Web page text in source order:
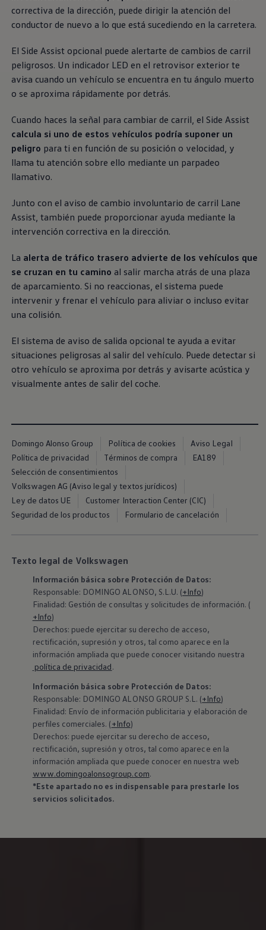
Exclusivo para empresas
Volkswagen Taxis
Movilidad Eléctrica
Vehículos híbridos enchufables
Todo sobre ID.
Cambiando a la movilidad eléctrica
Actualización de Software ID.
Carga y autonomía
Dónde recargar
Cómo recargar
Cargador ID.
Instalación Punto de Carga Coche Eléctrico en
Tecnología y desarrollo
Reutilización de las baterias
Mundo Volkswagen
Volkswagen Canarias
Digital Showroom
Club Fidelización
Patrocinios
Blog
correctiva de la dirección, puede dirigir la atención del
conductor de nuevo a lo que está sucediendo en la carretera.
El Side Assist opcional puede alertarte de cambios de carril
peligrosos. Un indicador LED en el retrovisor exterior te
avisa cuando un vehículo se encuentra en tu ángulo muerto
o se aproxima rápidamente por detrás.
Cuando haces la señal para cambiar de carril, el Side Assist
calcula si uno de estos vehículos podría suponer un
peligro para ti en función de su posición o velocidad, y
llama tu atención sobre ello mediante un parpadeo
llamativo.
Junto con el aviso de cambio involuntario de carril Lane
Assist, también puede proporcionar ayuda mediante la
intervención correctiva en la dirección.
La alerta de tráfico trasero advierte de los vehículos que
se cruzan en tu camino al salir marcha atrás de una plaza
de aparcamiento. Si no reaccionas, el sistema puede
intervenir y frenar el vehículo para aliviar o incluso evitar
una colisión.
El sistema de aviso de salida opcional te ayuda a evitar
situaciones peligrosas al salir del vehículo. Puede detectar si
otro vehículo se aproxima por detrás y avisarte acústica y
visualmente antes de salir del coche.
Domingo Alonso Group Política de cookies
Aviso Legal
Política de privacidad
Términos de compra
EA189
Selección de consentimientos
Volkswagen AG (Aviso legal y textos jurídicos)
Ley de datos UE
Customer Interaction Center (CIC)
Seguridad de los productos
Formulario de cancelación
Texto legal de Volkswagen
Información básica sobre Protección de Datos:
Responsable: DOMINGO ALONSO, S.L.U. (+Info)
Finalidad: Gestión de consultas y solicitudes de información. (
+Info)
Derechos: puede ejercitar su derecho de acceso,
rectificación, supresión y otros, tal como aparece en la
información ampliada que puede conocer visitando nuestra
política de privacidad.
Información básica sobre Protección de Datos:
‍Responsable: DOMINGO ALONSO GROUP S.L. (+Info)
Finalidad: Envío de información publicitaria y elaboración de
perfiles comerciales. (+Info)
Derechos: puede ejercitar su derecho de acceso,
rectificación, supresión y otros, tal como aparece en la
información ampliada que puede conocer en nuestra web
www.domingoalonsogroup.com.
*Este apartado no es indispensable para prestarle los
servicios solicitados.